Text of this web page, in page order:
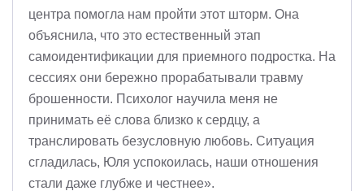
центра помогла нам пройти этот шторм. Она
объяснила, что это естественный этап
самоидентификации для приемного подростка. На
сессиях они бережно прорабатывали травму
брошенности. Психолог научила меня не
принимать её слова близко к сердцу, а
транслировать безусловную любовь. Ситуация
сгладилась, Юля успокоилась, наши отношения
стали даже глубже и честнее».